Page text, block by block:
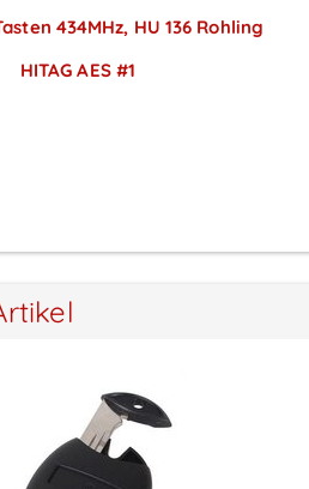
434MHz, HU 136 Rohling
HITAG AES #1